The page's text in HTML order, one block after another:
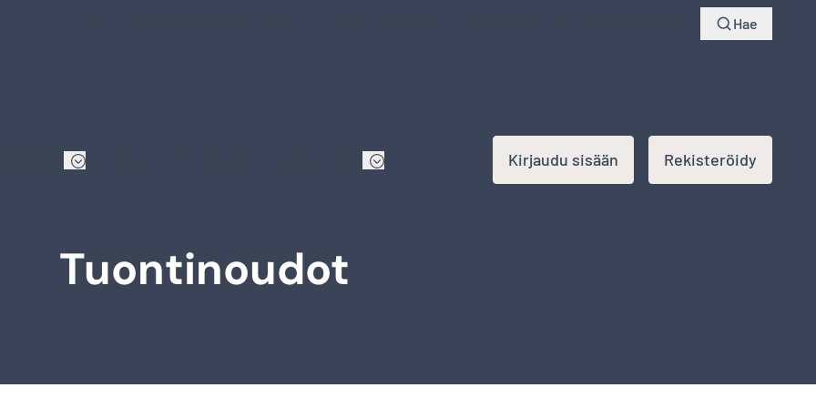
Hae
Kirjaudu sisään Rekisteröidy
Tuontinoudot